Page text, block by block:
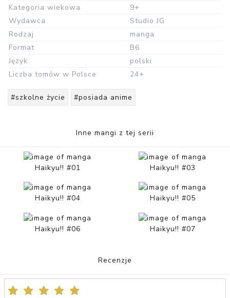
Kategoria wiekowa
9+
Wydawca
Studio JG
Rodzaj
manga
Format
B6
Język
polski
Liczba tomów w Polsce
24+
#szkolne życie #posiada anime
Inne mangi z tej serii
Haikyu!! #01 Haikyu!! #03
Haikyu!! #04 Haikyu!! #05
Haikyu!! #06 Haikyu!! #07
Recenzje